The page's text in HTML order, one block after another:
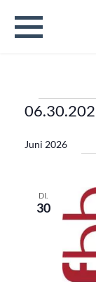
wählen.
Juni 2026
DI.
30